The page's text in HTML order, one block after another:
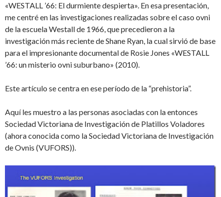
«WESTALL ’66: El durmiente despierta». En esa presentación,
me centré en las investigaciones realizadas sobre el caso ovni
de la escuela Westall de 1966, que precedieron a la
investigación más reciente de Shane Ryan, la cual sirvió de base
para el impresionante documental de Rosie Jones «WESTALL
’66: un misterio ovni suburbano» (2010).
Este artículo se centra en ese período de la “prehistoria”.
Aquí les muestro a las personas asociadas con la entonces
Sociedad Victoriana de Investigación de Platillos Voladores
(ahora conocida como la Sociedad Victoriana de Investigación
de Ovnis (VUFORS)).